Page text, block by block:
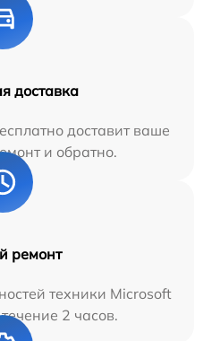
доставка
доставит ваше
и обратно.
ремонт
техники Microsoft
2 часов.